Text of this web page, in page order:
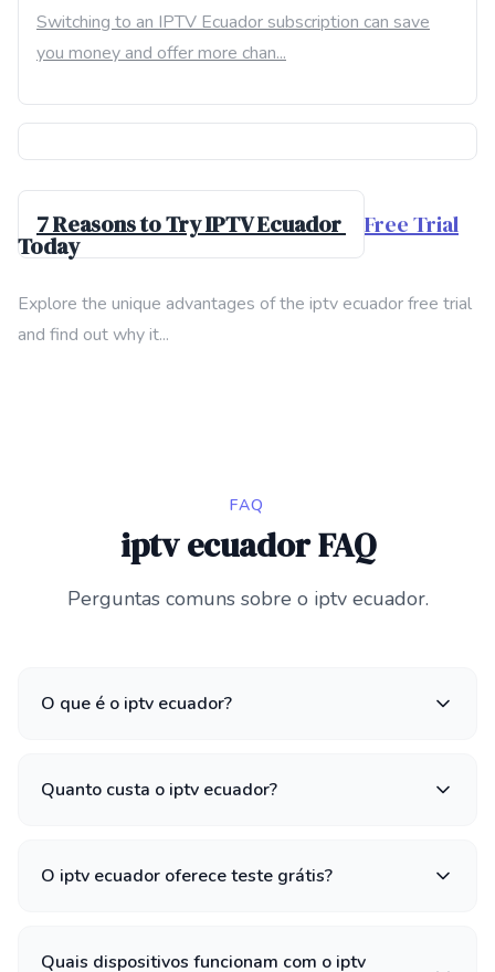
Switching to an IPTV Ecuador subscription can save
you money and offer more chan...
7 Reasons to Try IPTV Ecuador Free Trial
Today
Explore the unique advantages of the iptv ecuador free trial
and find out why it...
FAQ
iptv ecuador FAQ
Perguntas comuns sobre o iptv ecuador.
O que é o iptv ecuador?
Quanto custa o iptv ecuador?
O iptv ecuador oferece teste grátis?
Quais dispositivos funcionam com o iptv